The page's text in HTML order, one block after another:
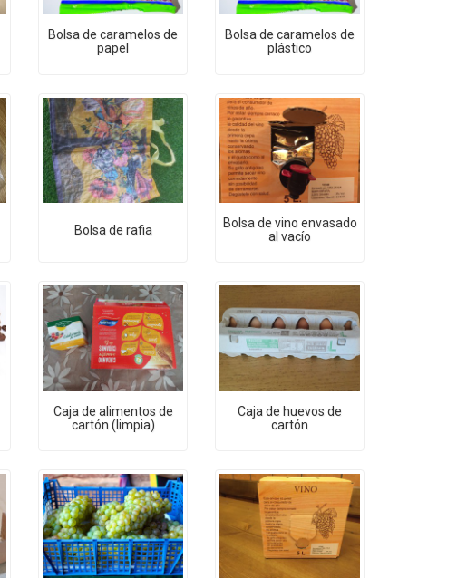
Bolsa de caramelos de
papel
Bolsa de caramelos de
plástico
Bolsa de rafia
Bolsa de vino envasado
al vacío
Caja de alimentos de
cartón (limpia)
Caja de huevos de
cartón